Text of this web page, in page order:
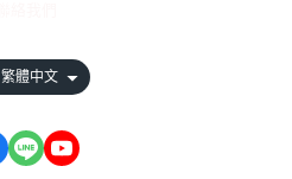
繁體中文